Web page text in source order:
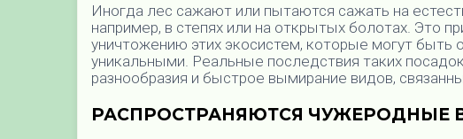
Иногда лес сажают или пытаются сажать на
например, в степях или на открытых болотах. Это
уничтожению этих экосистем, которые могут
уникальными. Реальные последствия таких
разнообразия и быстрое вымирание видов,
РАСПРОСТРАНЯЮТСЯ ЧУЖЕРОДНЫЕ